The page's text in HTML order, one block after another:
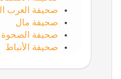
صحيفة العرب
صحيفة مال
صحيفة الصحوة
صحيفة الأنباط